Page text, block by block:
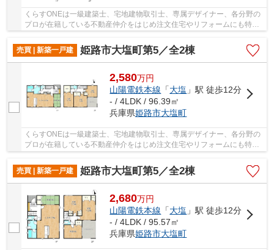
くらすONEは一級建築士、宅地建物取引士、専属デザイナー、各分野の
プロが在籍している不動産仲介をはじめ注文住宅やリフォームにも特化
売買 | 新築一戸建
姫路市大塩町第5／全2棟
2,580万円
山陽電鉄本線 「大塩 」駅 徒歩12分
- / 4LDK / 96.39㎡
兵庫県姫路市大塩町
くらすONEは一級建築士、宅地建物取引士、専属デザイナー、各分野の
プロが在籍している不動産仲介をはじめ注文住宅やリフォームにも特化
売買 | 新築一戸建
姫路市大塩町第5／全2棟
2,680万円
山陽電鉄本線 「大塩 」駅 徒歩12分
- / 4LDK / 95.57㎡
兵庫県姫路市大塩町